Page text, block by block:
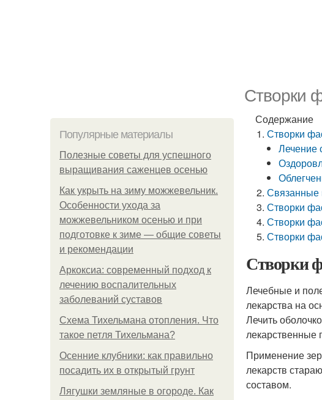
Створки
Популярные материалы
Полезные советы для успешного
выращивания саженцев осенью
Как укрыть на зиму можжевельник.
Особенности ухода за
можжевельником осенью и при
подготовке к зиме — общие советы
и рекомендации
Аркоксиа: современный подход к
лечению воспалительных
заболеваний суставов
Схема Тихельмана отопления. Что
такое петля Тихельмана?
Осенние клубники: как правильно
посадить их в открытый грунт
Лягушки земляные в огороде. Как
Содержание
Створки
Лечение
Связанные
Створки
Створки
Створки
Створки
Лечебные и
лекарства на
Лечить
лекарственные
Применение
лекарств
составом.